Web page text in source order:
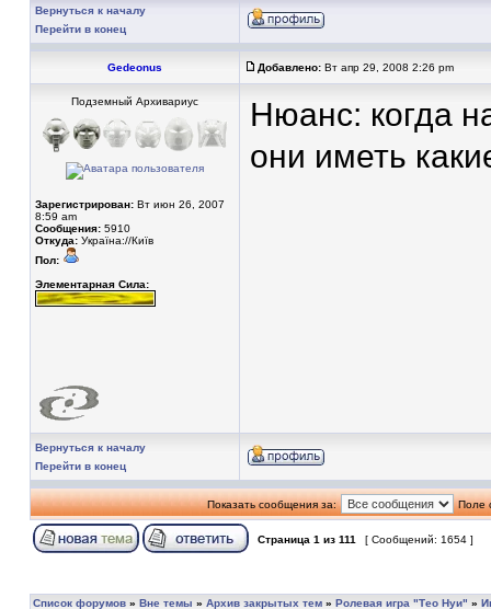
Вернуться к началу
Перейти в конец
Gedeonus Добавлено: Вт апр 29, 2008 2:26 pm
Подземный Архивариус
Зарегистрирован: Вт июн 26, 2007
8:59 am
Сообщения: 5910
Откуда: Україна://Київ
Пол:
Элементарная Сила:
Нюанс: когда
они иметь
Вернуться к началу
Перейти в конец
Показать сообщения за: Поле
Страница 1 из 111 [ Сообщений: 1654 ]
Список форумов » Вне темы » Архив закрытых тем » Ролевая игра "Тео Нуи" »